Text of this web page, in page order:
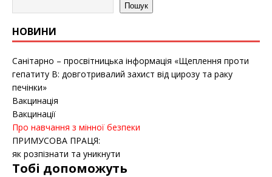
Пошук
НОВИНИ
Санітарно – просвітницька інформація «Щеплення проти
гепатиту B: довготривалий захист від цирозу та раку
печінки»
Вакцинація
Вакцинації
Про навчання з мінної безпеки
ПРИМУСОВА ПРАЦЯ:
як розпізнати та уникнути
Тобі допоможуть